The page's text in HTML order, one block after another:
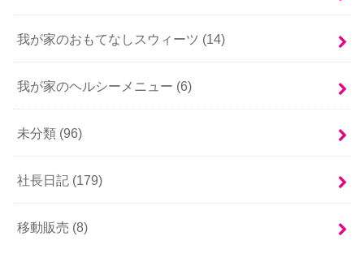
我が家のおもてなしスウィーツ (14)
我が家のヘルシーメニュー (6)
未分類 (96)
社長日記 (179)
移動販売 (8)